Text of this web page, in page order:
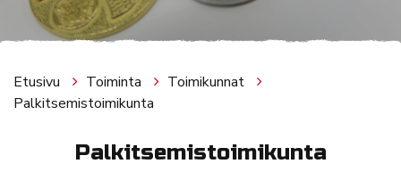
Etusivu Toiminta
Toimikunnat
Palkitsemistoimikunta
Palkitsemistoimikunta